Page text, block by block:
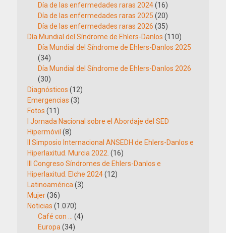
Día de las enfermedades raras 2024(16)
Día de las enfermedades raras 2025 (20)
Día de las enfermedades raras 2026 (35)
Día Mundial del Síndrome de Ehlers-Danlos (110)
Día Mundial del Síndrome de Ehlers-Danlos 2025
(34)
Día Mundial del Síndrome de Ehlers-Danlos 2026
(30)
Diagnósticos (12)
Emergencias (3)
Fotos (11)
I Jornada Nacional sobre el Abordaje del SED
Hipermóvil (8)
II Simposio Internacional ANSEDH de Ehlers-Danlos e
Hiperlaxitud. Murcia 2022. (16)
III Congreso Síndromes de Ehlers-Danlos e
Hiperlaxitud. Elche 2024(12)
Latinoamérica (3)
Mujer(36)
Noticias (1.070)
Café con …
(4)
Europa (34)